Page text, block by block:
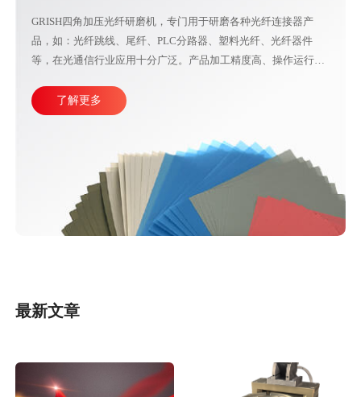
GRISH四角加压光纤研磨机，专门用于研磨各种光纤连接器产
品，如：光纤跳线、尾纤、PLC分路器、塑料光纤、光纤器件
等，在光通信行业应用十分广泛。产品加工精度高、操作运行稳
熟的产线加工方式主要由四台或五台光纤研磨机，再配合各种规
格的PC、APC、UPC等研磨夹具组成。
了解更多
最新文章